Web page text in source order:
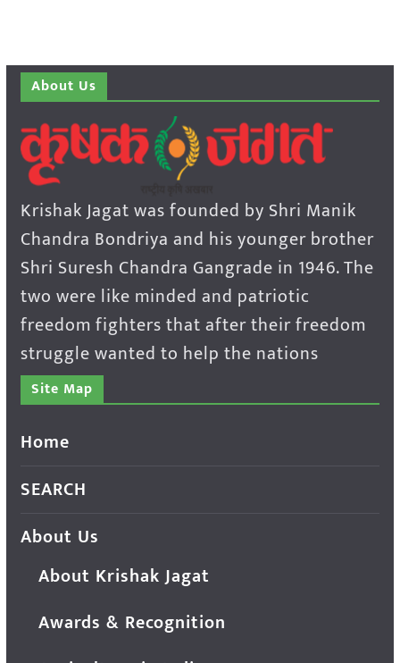
About Us
Krishak Jagat was founded by Shri Manik
Chandra Bondriya and his younger brother
Shri Suresh Chandra Gangrade in 1946. The
two were like minded and patriotic
freedom fighters that after their freedom
struggle wanted to help the nations
Site Map
Home
SEARCH
About Us
About Krishak Jagat
Awards & Recognition